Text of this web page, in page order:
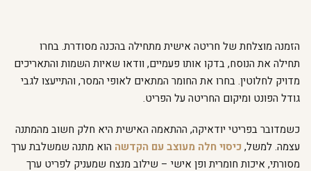
הזמנה מוצלחת של חריטה אישית מתחילה בהכנה מסודרת. בחרו
תחילה את הנוסח, בדקו אותו פעמיים, וודאו שאיות השמות והתאריכים
מדויק לחלוטין. בחרו את החומר המתאים לאופי המסר, והתייעצו לגבי
גודל הפונט ומיקום החריטה על הפריט.
כשמדובר בפריטי יודאיקה, ההתאמה האישית היא חלק חשוב מהמתנה
עצמה. למשל,כיסוי חלה מעוצב עם הקדשה הוא מתנה שמשלבת ערך
מסורתי, איכות חומרית ופן אישי – שילוב מנצח שמעניק לפריט ערך